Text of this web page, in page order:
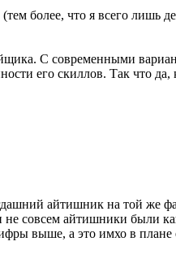
более, что я всего
С современными
его скиллов. Так что
айтишник на той же
не совсем айтишники были
выше, а это имхо в